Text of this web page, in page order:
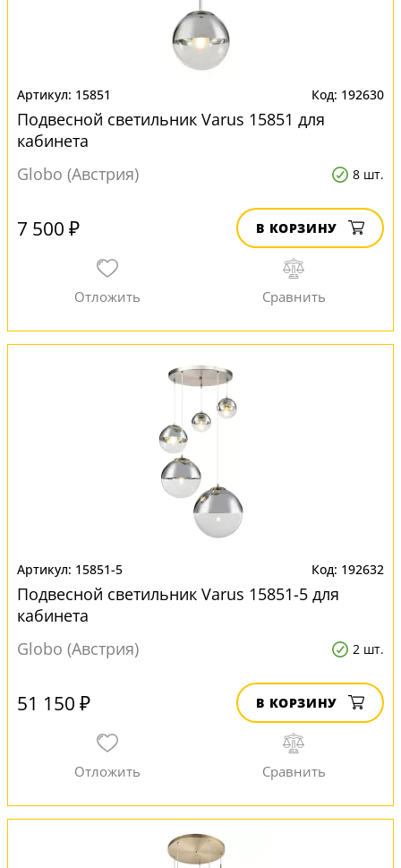
15851 192630
Подвесной светильник Varus 15851 для
кабинета
Globo (Австрия)
8 шт.
7 500 ₽ В КОРЗИНУ
15851-5 192632
Подвесной светильник Varus 15851-5 для
кабинета
Globo (Австрия)
2 шт.
51 150 ₽ В КОРЗИНУ